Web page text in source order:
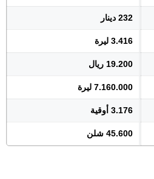
232 دينار
3.416 ليرة
19.200 ريال
7.160.000 ليرة
3.176 أوقية
45.600 شلن